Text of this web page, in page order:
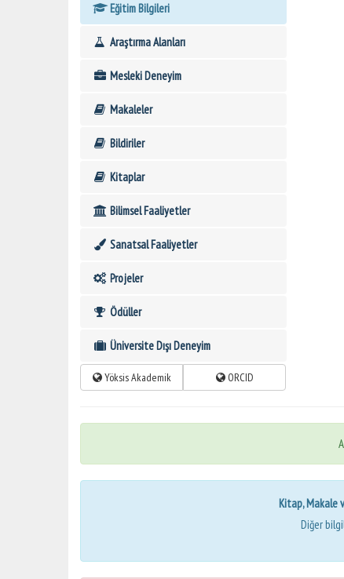
Eğitim Bilgileri
Araştırma Alanları
Mesleki Deneyim
Makaleler
Bildiriler
Kitaplar
Bilimsel Faaliyetler
Sanatsal Faaliyetler
Projeler
Ödüller
Üniversite Dışı Deneyim
Yöksis Akademik ORCID
Kitap, Makale
Diğer